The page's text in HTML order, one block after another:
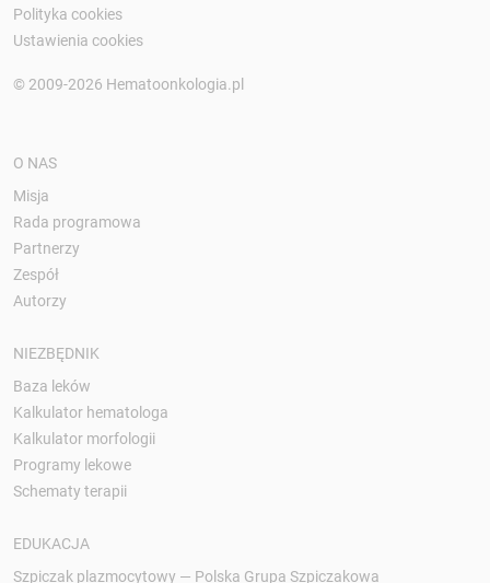
Polityka cookies
Ustawienia cookies
© 2009-2026 Hematoonkologia.pl
O NAS
Misja
Rada programowa
Partnerzy
Zespół
Autorzy
NIEZBĘDNIK
Baza leków
Kalkulator hematologa
Kalkulator morfologii
Programy lekowe
Schematy terapii
EDUKACJA
Szpiczak plazmocytowy — Polska Grupa Szpiczakowa